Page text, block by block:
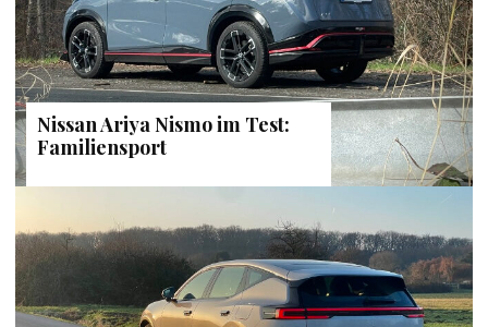
Nissan Ariya Nismo im Test:
Familiensport